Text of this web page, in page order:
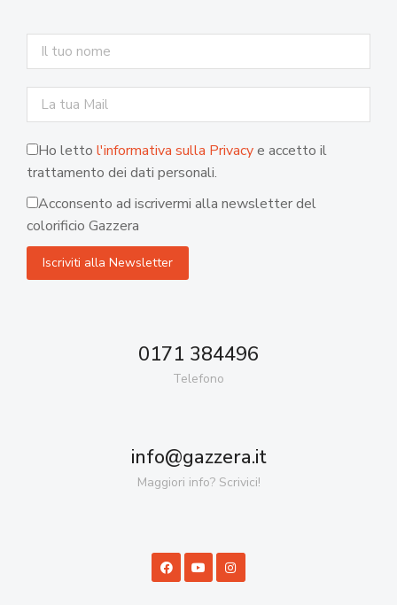
Ho letto l'informativa sulla Privacye accetto il
trattamento dei dati personali.
Acconsento ad iscrivermi alla newsletter del
colorificio Gazzera
0171 384496
Telefono
info@gazzera.it
Maggiori info? Scrivici!